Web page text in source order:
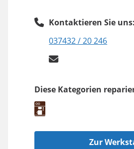
Kontaktieren Sie uns:
037432 / 20 246
Diese Kategorien
Zur